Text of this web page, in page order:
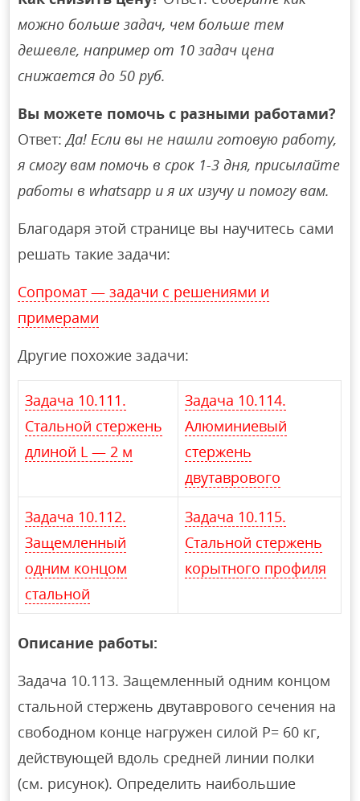
можно больше задач, чем больше тем
дешевле, например от 10 задач цена
снижается до 50 руб.
Вы можете помочь с разными работами?
Ответ:Да! Если вы не нашли готовую работу,
я смогу вам помочь в срок 1-3 дня, присылайте
работы в whatsapp и я их изучу и помогу вам.
Благодаря этой странице вы научитесь сами
решать такие задачи:
Сопромат — задачи с решениями и
примерами
Другие похожие задачи:
Задача 10.111.
Стальной стержень
длиной L — 2 м
Задача 10.114.
Алюминиевый
стержень
двутаврового
Задача 10.112.
Защемленный
одним концом
стальной
Задача 10.115.
Стальной стержень
корытного профиля
Описание работы:
Задача 10.113. Защемленный одним концом
стальной стержень двутаврового сечения на
свободном конце нагружен силой Р= 60 кг,
действующей вдоль средней линии полки
(см. рисунок). Определить наибольшие